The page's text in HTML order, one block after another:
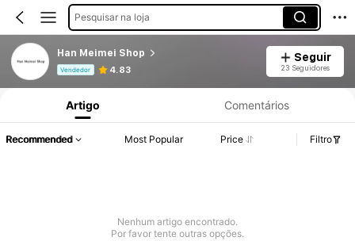
Pesquisar na loja
Han Meimei Shop
Vendedor 4.83
Seguir
23 Seguidores
Informações do Produto: Divulgação de Preço, Vendas e Detalhes de Stock.
Artigo Comentários
Recommended Most Popular Price Filtro
Nenhum artigo encontrado.
Por favor tente outras opções.